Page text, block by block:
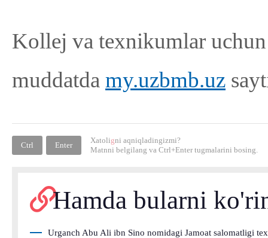
Kollej va texnikumlar
muddatda my.uzbmb.uz
Ctrl Enter
Xatoligni aqniqladingizmi?
Matnni belgilang va Ctrl+Enter tugmalarini bosing.
Hamda bularni
Urganch Abu Ali ibn Sino nomidagi Jamoat salomatligi